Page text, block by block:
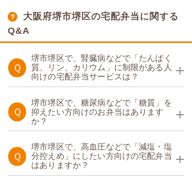
大阪府堺市堺区の宅配弁当に関する
Q&A
Ｑ
堺市堺区で、腎臓病などで「たんぱく
質、リン、カリウム」に制限がある人
向けの宅配弁当サービスは？
Ｑ
堺市堺区で、糖尿病などで「糖質」を
抑えたい方向けのお弁当はあります
か？
Ｑ
堺市堺区で、高血圧などで「減塩・塩
分控えめ」にしたい方向けの宅配弁当
はありますか？